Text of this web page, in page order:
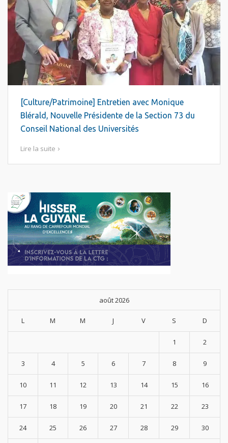
[Culture/Patrimoine] Entretien avec Monique
Blérald, Nouvelle Présidente de la Section 73 du
Conseil National des Universités
Lire la suite
août 2026
L M M J V S D
1 2
3 4 5 6 7 8 9
10 11 12 13 14 15 16
17 18 19 20 21 22 23
24 25 26 27 28 29 30